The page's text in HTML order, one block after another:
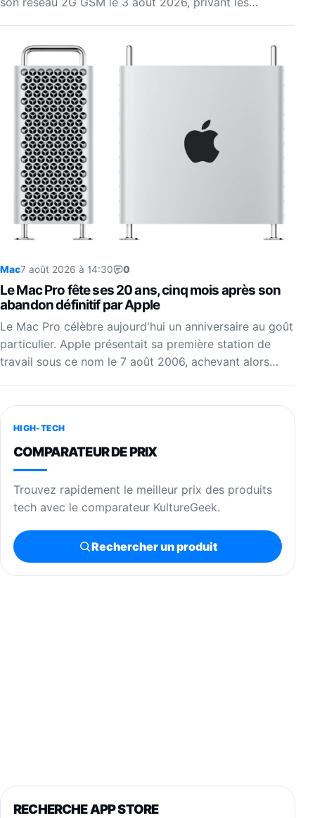
Mac7 août 2026 à 14:30 0
Le Mac Pro fête ses 20 ans, cinq mois après son
abandon définitif par Apple
Le Mac Pro célèbre aujourd'hui un anniversaire au goût
particulier. Apple présentait sa première station de
travail sous ce nom le 7 août 2006, achevant alors…
HIGH-TECH
COMPARATEUR DE PRIX
Trouvez rapidement le meilleur prix des produits
tech avec le comparateur KultureGeek.
Rechercher un produit
RECHERCHE APP STORE